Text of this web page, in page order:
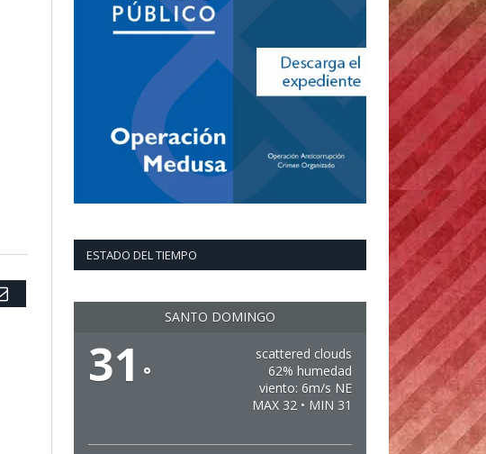
Email
ESTADO DEL TIEMPO
SANTO DOMINGO
31 °
scattered clouds
62% humedad
viento: 6m/s NE
MAX 32 • MIN 31